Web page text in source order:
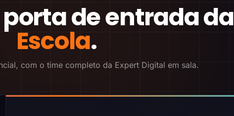
de entrada da
Escola.
com o time completo da Expert Digital em sala.